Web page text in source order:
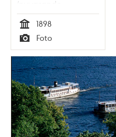
(nuvarande
Bondegatan 18-20)
Tid
1898
Typ
Foto